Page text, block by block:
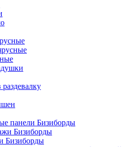
панели Бизиборды
Бизиборды
Бизиборды